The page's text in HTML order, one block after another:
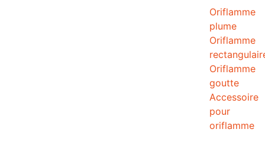
Oriflamme
plume
Oriflamme
Oriflamme
goutte
Accessoire
pour
oriflamme